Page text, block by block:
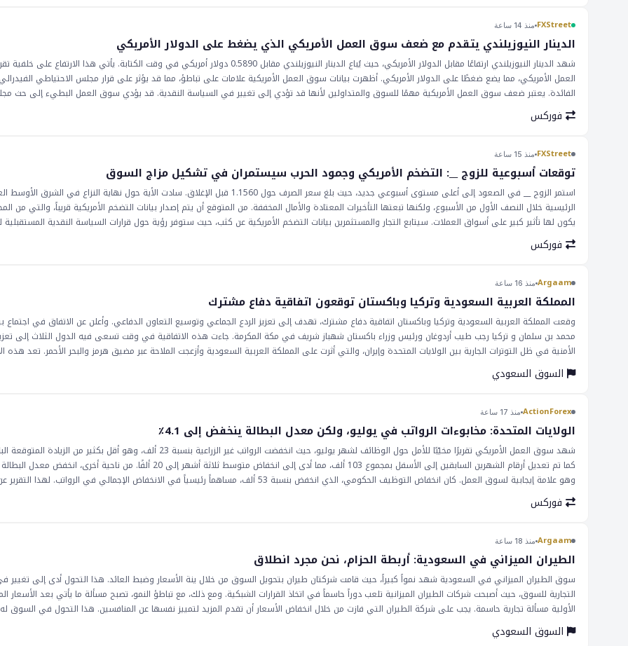
FXStreet منذ 14 ساعة
الدينار النيوزيلندي يتقدم مع ضعف سوق العمل الأمريكي الذي يضغط على الدولار الأمريكي
شهد الدينار النيوزيلندي ارتفاعًا مقابل الدولار الأمريكي، حيث يُباع الدينار النيوزيلندي مقابل 0.5890 دولار أمريكي في وقت الكتابة. يأتي هذا
العمل الأمريكي، مما يضع ضغطًا على الدولار الأمريكي. أظهرت بيانات سوق العمل الأمريكية علامات على تباطؤ، مما قد يؤثر على قرار مجلس الاحتياطي
الفائدة. يعتبر ضعف سوق العمل الأمريكية مهمًا للسوق والمتداولين لأنها قد تؤدي إلى تغيير في السياسة النقدية. قد يؤدي سوق العمل البطيء إلى حث
الاحتياطي الفيدرالي على إعادة النظر في موقفه المتشدد بشأن رفع أسعار الفائدة، مما قد يؤثر على قيمة الدولار الأمريكي مقابل العملات الأخرى. يتم متابعة هذا
عن كثب من قبل المتداولين، حيث يمكن لأي تغيير في أسعار الفائدة أن يكون له تأثير على فئات الأصول المختلفة. تعتبر الآثار المترتبة على هذا التطور حاسمة
الاقتصادية العالمية، سيتمكن المتداولون من متابعة الإعلانات القادمة عن البيانات والإعلانات المتعلقة بالمصارف المركزية لتقييم الاتجاه المستقبلي للأزواج
فوركس
FXStreet منذ 15 ساعة
توقعات أسبوعية للزوج __: التضخم الأمريكي وجمود الحرب سيستمران في تشكيل مزاج السوق
استمر الزوج __ في الصعود إلى أعلى مستوى أسبوعي جديد، حيث بلغ سعر الصرف حول 1.1560 قبل الإغلاق. سادت الأية حول نهاية النزاع في الشرق
الرئيسية خلال النصف الأول من الأسبوع، ولكنها تبعتها التأخيرات المعتادة والأمال المخففة. من المتوقع أن يتم إصدار بيانات التضخم الأمريكية قريباً، والتي من
يكون لها تأثير كبير على أسواق العملات. سيتابع التجار والمستثمرين بيانات التضخم الأمريكية عن كثب، حيث ستوفر رؤية حول قرارات السياسة النقدية المستقبلية
الفيدرالي الأمريكي. قد يؤدي قراءة تضخم أعلى من المتوقع إلى تعزيز الدولار الأمريكي، في حين قد يؤدي قراءة أقل من المتوقع إلى تعزيز اليورو. النزاع في
كان عاملاً رئيسياً في تشكيل مزاج السوق، وستتم مراقبة أي تطورات في هذه المنطقة عن كثب من قبل التجار والمستثمرين. من المحتمل أن يبقى الزوج __ حساساً
فوركس
Argaam منذ 16 ساعة
المملكة العربية السعودية وتركيا وباكستان توقعون اتفاقية دفاع مشترك
وقعت المملكة العربية السعودية وتركيا وباكستان اتفاقية دفاع مشترك، تهدف إلى تعزيز الردع الجماعي وتوسيع التعاون الدفاعي. وأعلن عن الاتفاق في اجتماع
محمد بن سلمان و تركيا رجب طيب أردوغان ورئيس وزراء باكستان شهباز شريف في مكة المكرمة. جاءت هذه الاتفاقية في وقت تسعى فيه الدول الثلاث إلى
الأمنية في ظل التوترات الجارية بين الولايات المتحدة وإيران، والتي أثرت على المملكة العربية السعودية وأزعجت الملاحة عبر مضيق هرمز والبحر الأحمر. تعد هذه
مهمة للمستثمرين والمتداولين في السوق السعودية، حيث قد تؤدي إلى زيادة الاستقرار والتعاون في المنطقة. ويمكن أن يكون للاتفاق تأثير إيجابي على
الثلاث، حيث قد يؤدي إلى زيادة الاستثمار والتجارة. ومع ذلك، لا تزال التوترات الجارية بين الولايات المتحدة وإيران تشكل عامل خطر كبير للمنطقة، ويجب على
المتداولين مواصلة مراقبة الوضع عن كثب، حيث لا تزال التوترات الجارية بين الولايات المتحدة وإيران تشكل عامل خطر كبير للمنطقة. ويمكن أن يكون للاتفاق أيضًا
سوق الأسهم الأمريكية، حيث قد يؤدي إلى زيادة التوترات بين الولايات المتحدة والدول الثلاث.
السوق السعودي
ActionForex منذ 17 ساعة
الولايات المتحدة: مخابوءات الرواتب في يوليو، ولكن معدل البطالة ينخفض إلى 4.1٪
وهو علامة إيجابية لسوق العمل. كان انخفاض التوظيف الحكومي، الذي انخفض بنسبة 53 ألف، مساهماً رئيسياً في الانخفاض الإجمالي في الرواتب. لهذا
تأثيرات كبيرة على الأسواق والتجار، خاصة في سوق الفوركس. قد يؤدي البيانات الأضعف من المتوقع إلى انخفاض قيمة الدولار الأمريكي، حيث قد يشير إلى
الاقتصادي. هذا، بدوره، قد يؤثر على أزواج العملات مثل يورو/دولار أمريكي وين/دولار أمريكي. يجب على التجار أن يكونوا حذرين ويتابعوا السوق عن كثب، حيث أن
سيتابع قرار مجلس الاحتياطي الفيدرالي بشأن أسعار الفائدة عن كثب، حيث سيتأثر بأداء سوق العمل. قد يؤدي التباطؤ في النمو الاقتصادي إلى انخفاض أسعار
سيكون له تأثير كبير على الأسواق. لذلك، من الضروري مراقبة سوق العمل و قرارات مجلس الاحتياطي الفيدرالي لاتخاذ خيارات استثمارية مستنيرة.
فوركس
Argaam منذ 18 ساعة
الطيران الميزاني في السعودية: أربطة الحزام، نحن مجرد انطلاق
سوق الطيران الميزاني في السعودية شهد نمواً كبيراً، حيث قامت شركتان طيران بتحويل السوق من خلال ينة الأسعار وضبط العائد. هذا التحول أدى إلى تغيير
التجارية للسوق، حيث أصبحت شركات الطيران الميزانية تلعب دوراً حاسماً في اتخاذ القرارات الشبكية. ومع ذلك، مع تباطؤ النمو، تصبح مسألة ما يأتي بعد الأسعار
الأولية مسألة تجارية حاسمة. يجب على شركة الطيران التي فازت من خلال انخفاض الأسعار أن تقدم المزيد لتمييز نفسها عن المنافسين. هذا التحول في السوق له
على المستثمرين والتجار، حيث قد يؤثر على ربحية شركات الطيران وصناعة الطيران بشكل عام. نمو شركات الطيران الميزانية في السعودية كان مدفوعاً بنجاح
فلاي أديل و فلايناس، التي تمكنت من ملء الطائرات واكتساب حصة السوق. ومع ذلك، مع تصاعد السوق، تصبح مسألة ما يأتي بعد الأسعار المنخفضة الأولية أكثر
السوق السعودي